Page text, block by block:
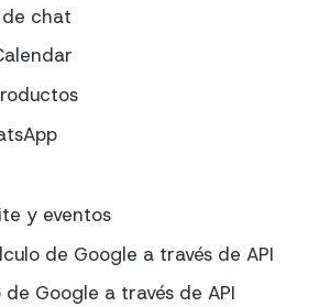
chat
y eventos
de Google a través de API
Google a través de API